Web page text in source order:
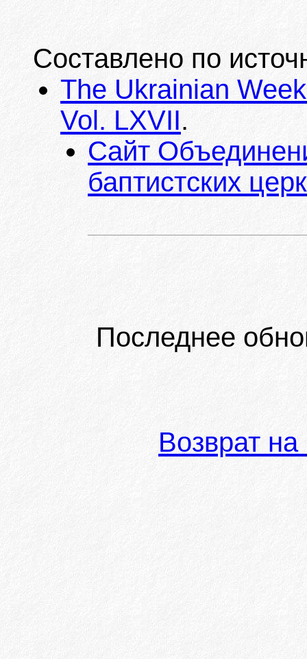
Составлено по
The Ukrainian
Vol. LXVII.
Сайт
баптистских
Последнее
Возврат